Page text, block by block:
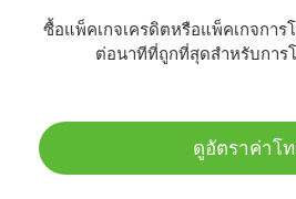
ซื้อแพ็คเกจเครดิตหรือแพ็คเกจการ
ต่อนาทีที่ถูกที่สุดสำหรับการ
ดูอัตราค่าโ